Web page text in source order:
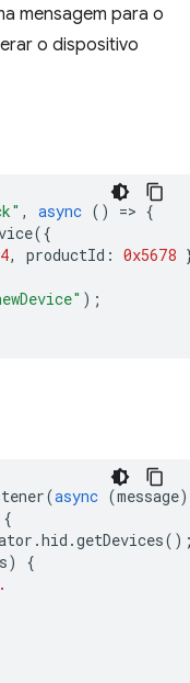
mensagem para o
o dispositivo
, async () => {
({
, productId : 0x5678
);
(async (message)
{
.hid .getDevices
)
{